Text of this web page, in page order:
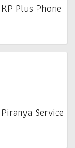
Plus Phone
Service